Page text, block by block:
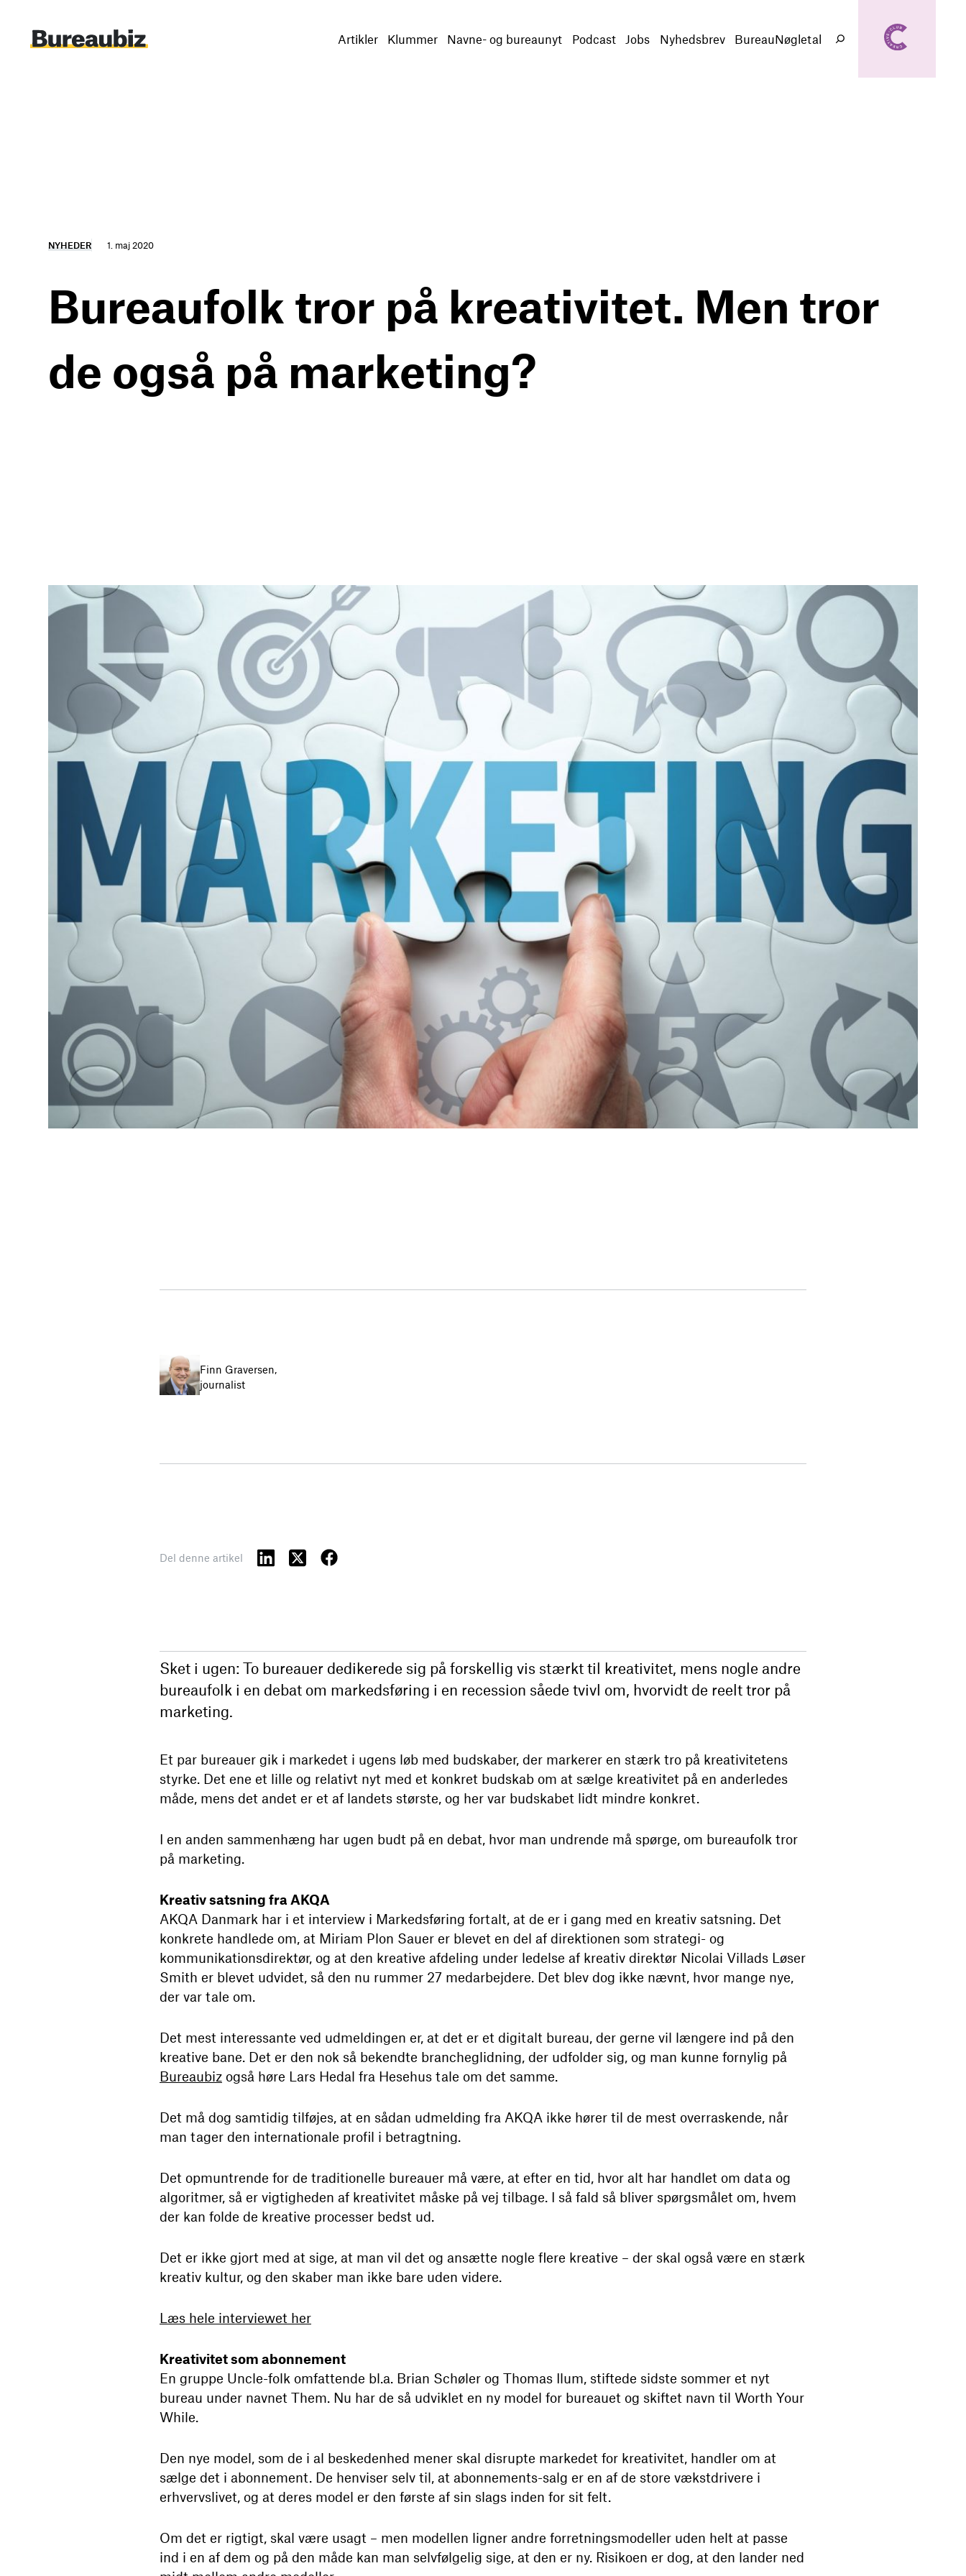
indhold
Artikler Klummer Navne- og bureaunyt Podcast Jobs Nyhedsbrev BureauNøgletal
Søg
NYHEDER 1. maj 2020
Bureaufolk tror på kreativitet. Men tror
de også på marketing?
Finn Graversen,
journalist
Del denne artikel
Sket i ugen: To bureauer dedikerede sig på forskellig vis stærkt til kreativitet, mens nogle andre
bureaufolk i en debat om markedsføring i en recession såede tvivl om, hvorvidt de reelt tror på
marketing.
Et par bureauer gik i markedet i ugens løb med budskaber, der markerer en stærk tro på kreativitetens
styrke. Det ene et lille og relativt nyt med et konkret budskab om at sælge kreativitet på en anderledes
måde, mens det andet er et af landets største, og her var budskabet lidt mindre konkret.
I en anden sammenhæng har ugen budt på en debat, hvor man undrende må spørge, om bureaufolk tror
på marketing.
Kreativ satsning fra AKQA
AKQA Danmark har i et interview i Markedsføring fortalt, at de er i gang med en kreativ satsning. Det
konkrete handlede om, at Miriam Plon Sauer er blevet en del af direktionen som strategi- og
kommunikationsdirektør, og at den kreative afdeling under ledelse af kreativ direktør Nicolai Villads Løser
Smith er blevet udvidet, så den nu rummer 27 medarbejdere. Det blev dog ikke nævnt, hvor mange nye,
der var tale om.
Det mest interessante ved udmeldingen er, at det er et digitalt bureau, der gerne vil længere ind på den
kreative bane. Det er den nok så bekendte brancheglidning, der udfolder sig, og man kunne fornylig på
Bureaubiz også høre Lars Hedal fra Hesehus tale om det samme.
Det må dog samtidig tilføjes, at en sådan udmelding fra AKQA ikke hører til de mest overraskende, når
man tager den internationale profil i betragtning.
Det opmuntrende for de traditionelle bureauer må være, at efter en tid, hvor alt har handlet om data og
algoritmer, så er vigtigheden af kreativitet måske på vej tilbage. I så fald så bliver spørgsmålet om, hvem
der kan folde de kreative processer bedst ud.
Det er ikke gjort med at sige, at man vil det og ansætte nogle flere kreative – der skal også være en stærk
kreativ kultur, og den skaber man ikke bare uden videre.
Læs hele interviewet her
Kreativitet som abonnement
En gruppe Uncle-folk omfattende bl.a. Brian Schøler og Thomas Ilum, stiftede sidste sommer et nyt
bureau under navnet Them. Nu har de så udviklet en ny model for bureauet og skiftet navn til Worth Your
While.
Den nye model, som de i al beskedenhed mener skal disrupte markedet for kreativitet, handler om at
sælge det i abonnement. De henviser selv til, at abonnements-salg er en af de store vækstdrivere i
erhvervslivet, og at deres model er den første af sin slags inden for sit felt.
Om det er rigtigt, skal være usagt – men modellen ligner andre forretningsmodeller uden helt at passe
ind i en af dem og på den måde kan man selvfølgelig sige, at den er ny. Risikoen er dog, at den lander ned